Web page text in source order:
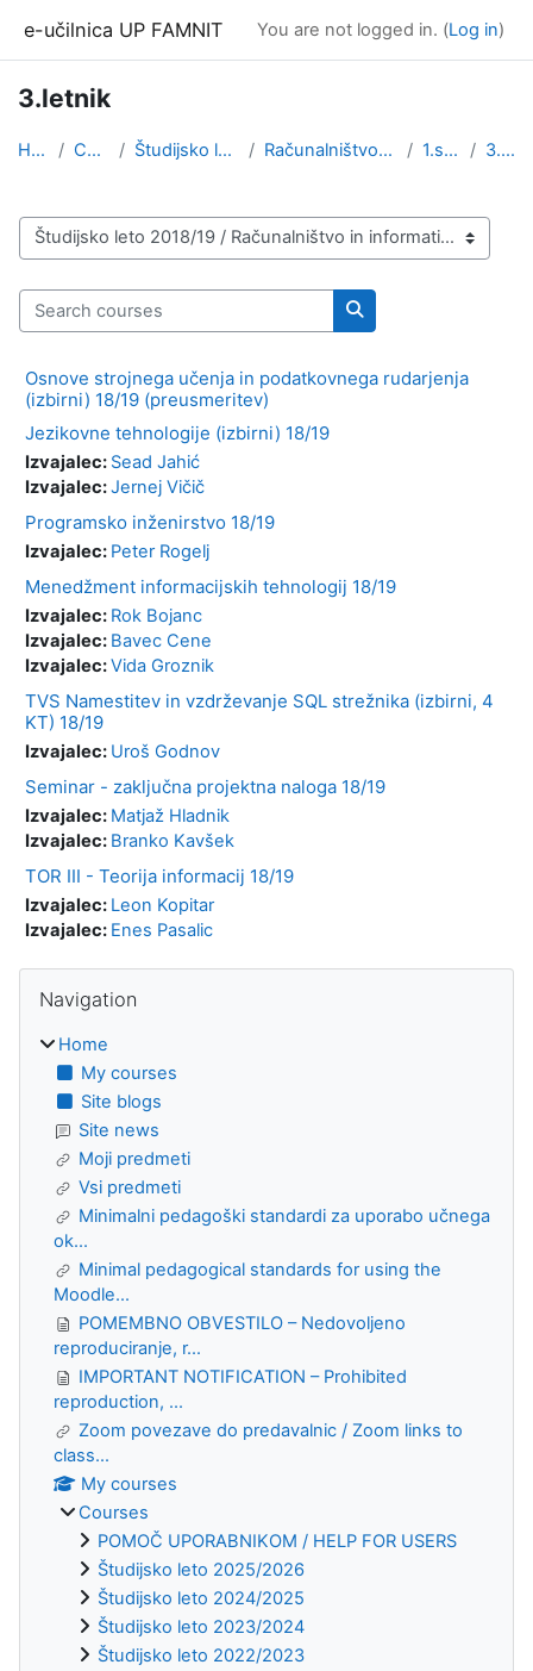
e-učilnica UP FAMNIT You are not logged in. (Log in)
3.letnik
Home Courses Študijsko leto 2018/19 Računalništvo in informatika 1.stopnja 3.letnik
Course categories
Search courses
Search courses
Osnove strojnega učenja in podatkovnega rudarjenja
(izbirni) 18/19 (preusmeritev)
Jezikovne tehnologije (izbirni) 18/19
Izvajalec: Sead Jahić
Izvajalec:Jernej Vičič
Programsko inženirstvo 18/19
Izvajalec: Peter Rogelj
Menedžment informacijskih tehnologij 18/19
Izvajalec: Rok Bojanc
Izvajalec: Bavec Cene
Izvajalec:Vida Groznik
TVS Namestitev in vzdrževanje SQL strežnika (izbirni, 4
KT) 18/19
Izvajalec: Uroš Godnov
Seminar - zaključna projektna naloga 18/19
Izvajalec: Matjaž Hladnik
Izvajalec: Branko Kavšek
TOR III - Teorija informacij 18/19
Izvajalec: Leon Kopitar
Izvajalec: Enes Pasalic
Blocks
Navigation
Home
My courses
Site blogs
Site news
Moji predmeti
Vsi predmeti
Minimalni pedagoški standardi za uporabo učnega
ok...
Minimal pedagogical standards for using the
Moodle...
POMEMBNO OBVESTILO – Nedovoljeno
reproduciranje, r...
IMPORTANT NOTIFICATION – Prohibited
reproduction, ...
Zoom povezave do predavalnic / Zoom links to
class...
My courses
Courses
POMOČ UPORABNIKOM / HELP FOR USERS
Študijsko leto 2025/2026
Študijsko leto 2024/2025
Študijsko leto 2023/2024
Študijsko leto 2022/2023